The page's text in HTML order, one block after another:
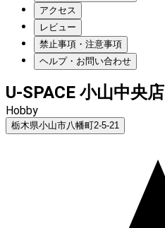
アクセス
レビュー
禁止事項・注意事項
ヘルプ・お問い合わせ
U-SPACE 小山中央店
Hobby
栃木県小山市八幡町2-5-21